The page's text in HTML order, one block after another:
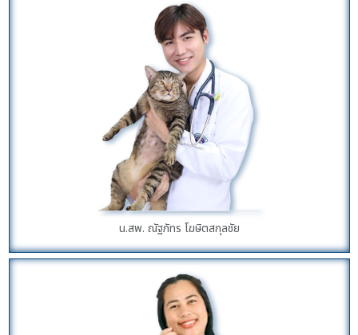
น.สพ. ณัฐภัทร โฆษิตสกุลชัย